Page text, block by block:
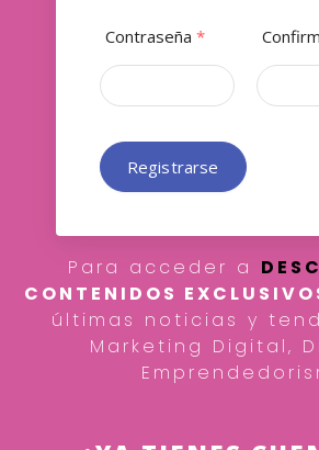
Contraseña *
Registrarse
Para acceder a
CONTENIDOS
últimas noticias y
Marketing Digital,